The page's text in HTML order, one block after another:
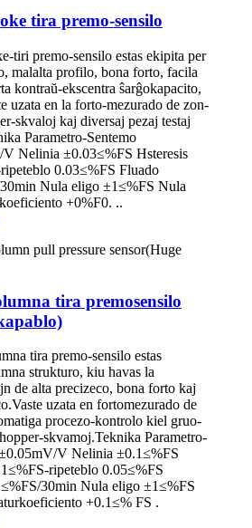
tira premo-sensilo
tiri premo-sensilo estas ekipita per
malalta profilo, bona forto, facila
kontraŭ-ekscentra ŝarĝokapacito,
uzata en la forto-mezurado de zon-
skvaloj kaj diversaj pezaj testaj
Parametro-Sentemo
Nelinia ±0.03≤%FS Hsteresis
0.03≤%FS Fluado
Nula eligo ±1≤%FS Nula
+0%F0. ..
tira premosensilo
tira premo-sensilo estas
strukturo, kiu havas la
de alta precizeco, bona forto kaj
uzata en fortomezurado de
procezo-kontrolo kiel gruo-
skvamoj.Teknika Parametro-
V Nelinia ±0.1≤%FS
ripeteblo 0.05≤%FS
30min Nula eligo ±1≤%FS
+0.1≤% FS .